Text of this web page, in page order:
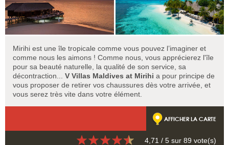
Mirihi est une île tropicale comme vous pouvez l’imaginer et
comme nous les aimons ! Comme nous, vous apprécierez l'île
pour sa beauté naturelle, la qualité de son service, sa
décontraction... V Villas Maldives at Mirihi a pour principe de
vous proposer de retirer vos chaussures dès votre arrivée, et
vous serez très vite dans votre élément.
AFFICHER LA CARTE
4,71 / 5 sur 89 vote(s)